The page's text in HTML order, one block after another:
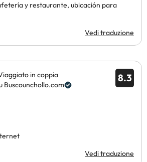
y restaurante, ubicación para
Vedi traduzione
8.3
in coppia
Buscounchollo.com
Vedi traduzione